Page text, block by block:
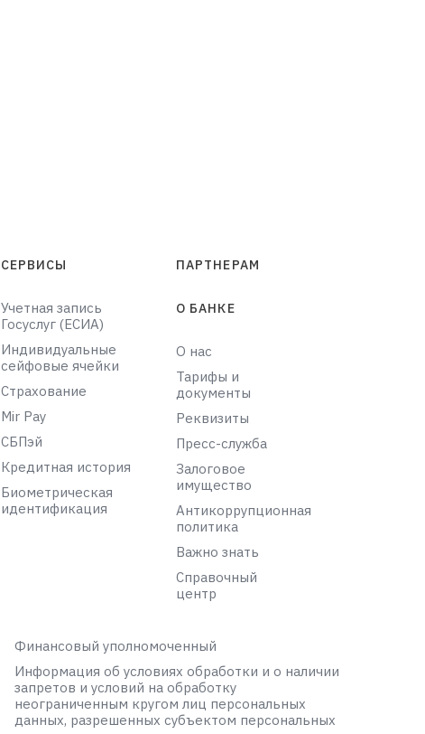
СЕРВИСЫ
Учетная запись
Госуслуг (ЕСИА)
Индивидуальные
сейфовые ячейки
Страхование
Mir Pay
СБПэй
Кредитная история
Биометрическая
идентификация
ПАРТНЕРАМ
О БАНКЕ
О нас
Тарифы и
документы
Реквизиты
Пресс-служба
Залоговое
имущество
Антикоррупционная
политика
Важно знать
Справочный
центр
Финансовый уполномоченный
Информация об условиях обработки и о наличии
запретов и условий на обработку
неограниченным кругом лиц персональных
данных, разрешенных субъектом персональных